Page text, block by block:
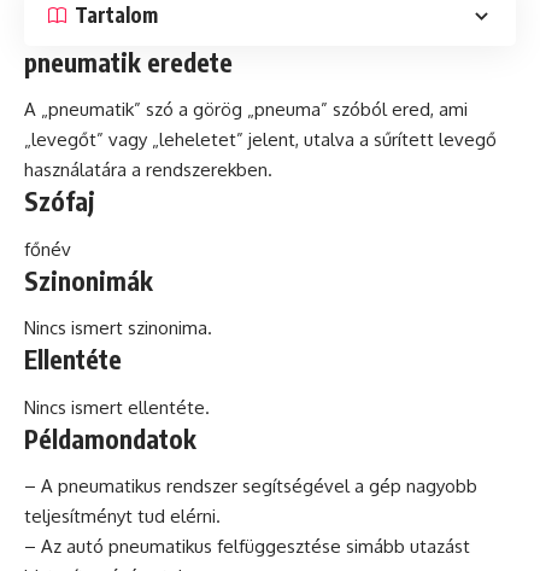
Tartalom
pneumatik eredete
A „pneumatik” szó a görög „pneuma” szóból ered, ami
„levegőt” vagy „leheletet” jelent, utalva a sűrített levegő
használatára a rendszerekben.
Szófaj
főnév
Szinonimák
Nincs ismert szinonima.
Ellentéte
Nincs ismert ellentéte.
Példamondatok
– A pneumatikus rendszer segítségével a gép nagyobb
teljesítményt tud elérni.
– Az autó pneumatikus felfüggesztése simább utazást